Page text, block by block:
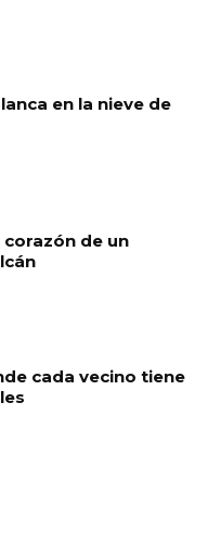
en la nieve de
corazón de un
cada vecino tiene